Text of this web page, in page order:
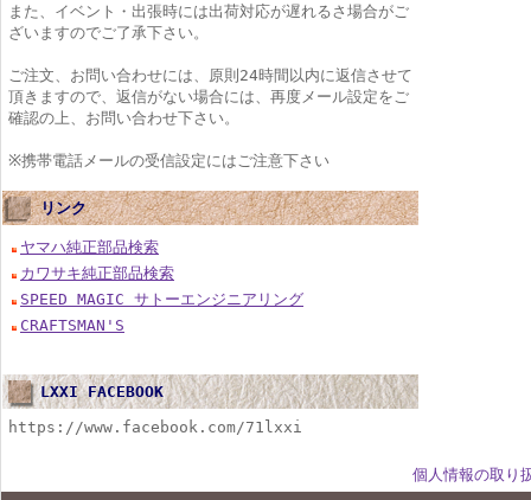
また、イベント・出張時には出荷対応が遅れるさ場合がご
ざいますのでご了承下さい。
ご注文、お問い合わせには、原則24時間以内に返信させて
頂きますので、返信がない場合には、再度メール設定をご
確認の上、お問い合わせ下さい。
※携帯電話メールの受信設定にはご注意下さい
リンク
ヤマハ純正部品検索
カワサキ純正部品検索
SPEED MAGIC サトーエンジニアリング
CRAFTSMAN'S
LXXI FACEBOOK
https://www.facebook.com/71lxxi
個人情報の取り